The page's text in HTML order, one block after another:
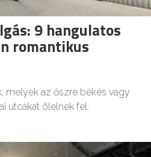
9 hangulatos
romantikus
melyek az őszre békés vagy
utcákat ölelnek fel.